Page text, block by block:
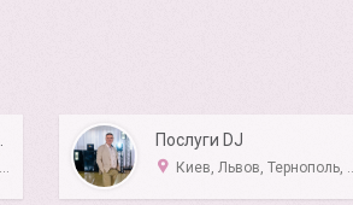
Послуги DJ
Киев, Львов, Тернополь, Луцк, Ровно